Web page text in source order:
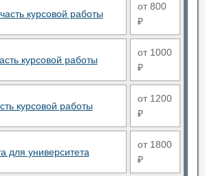
курсовой работы
от 800
₽
курсовой работы
от 1000
₽
курсовой работы
от 1200
₽
для университета
от 1800
₽